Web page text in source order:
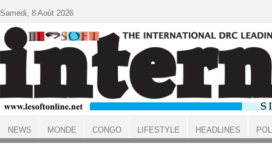
ACCUEIL
Samedi, 8 Août 2026
NEWS MONDE CONGO LIFESTYLE HEADLINES